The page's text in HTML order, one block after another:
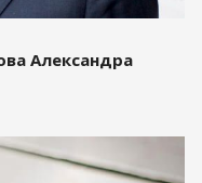
Александра